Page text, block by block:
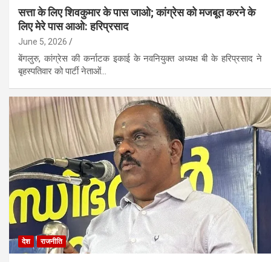
सत्ता के लिए शिवकुमार के पास जाओ; कांग्रेस को मजबूत करने के
लिए मेरे पास आओ: हरिप्रसाद
June 5, 2026
बेंगलुरु, कांग्रेस की कर्नाटक इकाई के नवनियुक्त अध्यक्ष बी के हरिप्रसाद ने
बृहस्पतिवार को पार्टी नेताओं…
देश राजनीति